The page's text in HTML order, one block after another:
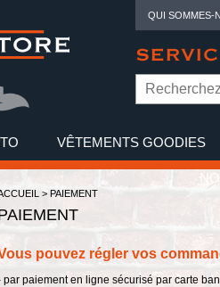
QUI SOMMES-
VÊTEMENTS GOODIES
> PAIEMENT
pouvez régler vos
par paiement en ligne sécurisé par carte